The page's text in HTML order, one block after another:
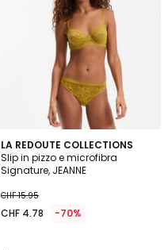
LA REDOUTE COLLECTIONS
Slip in pizzo e microfibra
Signature, JEANNE
CHF 15.95
CHF 4.78 -70%
4.8
/ 5